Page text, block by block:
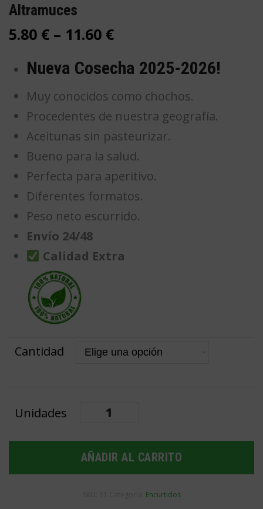
Altramuces
5.80 € – 11.60 €
Nueva Cosecha 2025-2026!
Muy conocidos como chochos.
Procedentes de nuestra geografía.
Aceitunas sin pasteurizar.
Bueno para la salud.
Perfecta para aperitivo.
Diferentes formatos.
Peso neto escurrido.
Envío 24/48
Calidad Extra
Cantidad
Altramuces
AÑADIR AL CARRITO
Encurtidos